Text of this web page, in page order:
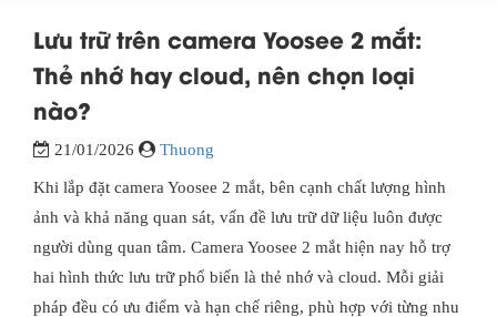
Lưu trữ trên camera Yoosee 2 mắt:
Thẻ nhớ hay cloud, nên chọn loại
nào?
21/01/2026 Thuong
Khi lắp đặt camera Yoosee 2 mắt, bên cạnh chất lượng hình
ảnh và khả năng quan sát, vấn đề lưu trữ dữ liệu luôn được
người dùng quan tâm. Camera Yoosee 2 mắt hiện nay hỗ trợ
hai hình thức lưu trữ phổ biến là thẻ nhớ và cloud. Mỗi giải
pháp đều có ưu điểm và hạn chế riêng, phù hợp với từng nhu